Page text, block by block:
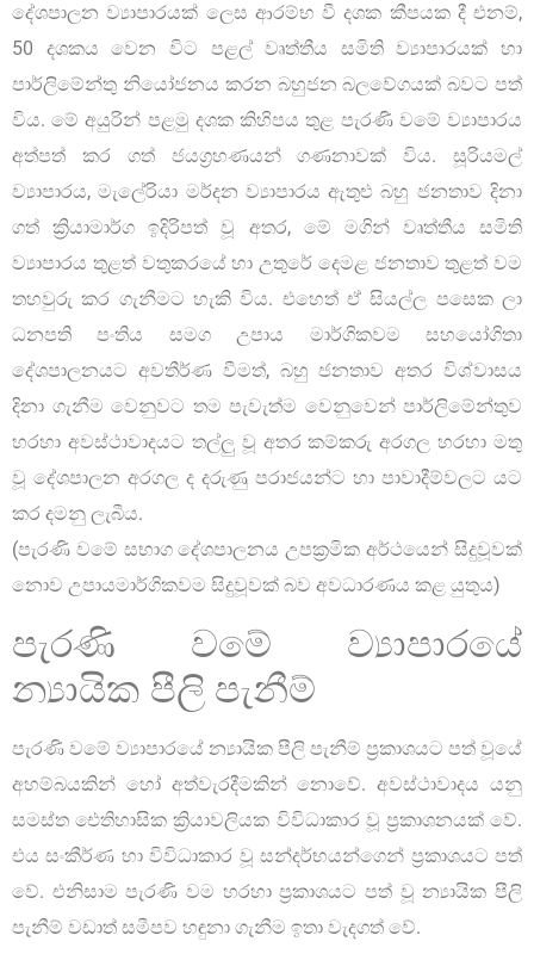
දේශපාලන ව්‍යාපාරයක් ලෙස ආරම්භ වී දශක කීපයක දී එනම්,
50 දශකය වෙන විට පළල් වෘත්තීය සමිති ව්‍යාපාරයක් හා
පාර්ලිමේන්තු නියෝජනය කරන බහුජන බලවේගයක් බවට පත්
විය. මේ අයුරින් පළමු දශක කිහිපය තුළ පැරණි වමේ ව්‍යාපාරය
අත්පත් කර ගත් ජයග්‍රහණයන් ගණනාවක් විය. සූරියමල්
ව්‍යාපාරය, මැලේරියා මර්දන ව්‍යාපාරය ඇතුළු බහු ජනතාව දිනා
ගත් ක්‍රියාමාර්ග ඉදිරිපත් වූ අතර, මේ මගින් වෘත්තීය සමිති
ව්‍යාපාරය තුළත් වතුකරයේ හා උතුරේ දෙමළ ජනතාව තුළත් වම
තහවුරු කර ගැනීමට හැකි විය. එහෙත් ඒ සියල්ල පසෙක ලා
ධනපති පංතිය සමග උපාය මාර්ගිකවම සහයෝගිතා
දේශපාලනයට අවතීර්ණ වීමත්, බහු ජනතාව අතර විශ්වාසය
දිනා ගැනීම වෙනුවට තම පැවැත්ම වෙනුවෙන් පාර්ලිමේන්තුව
හරහා අවස්ථාවාදයට තල්ලු වූ අතර කම්කරු අරගල හරහා මතු
වූ දේශපාලන අරගල ද දරුණු පරාජයන්ට හා පාවාදීම්වලට යට
කර දමනු ලැබීය.
(පැරණි වමේ සභාග දේශපාලනය උපක්‍රමික අර්ථයෙන් සිදුවූවක්
නොව උපායමාර්ගිකවම සිදුවූවක් බව අවධාරණය කළ යුතුය)
පැරණි වමේ ව්‍යාපාරයේ
න්‍යායික පීලි පැනීම්
පැරණි වමේ ව්‍යාපාරයේ න්‍යායික පීලි පැනීම් ප්‍රකාශයට පත් වූයේ
අහම්බයකින් හෝ අත්වැරදීමකින් නොවේ. අවස්ථාවාදය යනු
සමස්ත ඓතිහාසික ක්‍රියාවලියක විවිධාකාර වූ ප්‍රකාශනයක් වේ.
එය සංකීර්ණ හා විවිධාකාර වූ සන්දර්භයන්ගෙන් ප්‍රකාශයට පත්
වේ. එනිසාම පැරණි වම හරහා ප්‍රකාශයට පත් වූ න්‍යායික පීලි
පැනීම් වඩාත් සමීපව හඳුනා ගැනීම ඉතා වැදගත් වේ.